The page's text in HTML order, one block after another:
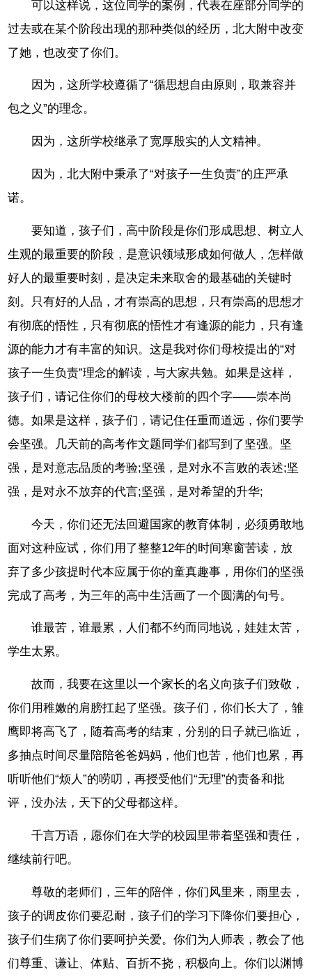
可以这样说，这位同学的案例，代表在座部分同学的
过去或在某个阶段出现的那种类似的经历，北大附中改变
了她，也改变了你们。
因为，这所学校遵循了“循思想自由原则，取兼容并
包之义”的理念。
因为，这所学校继承了宽厚殷实的人文精神。
因为，北大附中秉承了“对孩子一生负责”的庄严承
诺。
要知道，孩子们，高中阶段是你们形成思想、树立人
生观的最重要的阶段，是意识领域形成如何做人，怎样做
好人的最重要时刻，是决定未来取舍的最基础的关键时
刻。只有好的人品，才有崇高的思想，只有崇高的思想才
有彻底的悟性，只有彻底的悟性才有逢源的能力，只有逢
源的能力才有丰富的知识。这是我对你们母校提出的“对
孩子一生负责”理念的解读，与大家共勉。如果是这样，
孩子们，请记住你们的母校大楼前的四个字——崇本尚
德。如果是这样，孩子们，请记住任重而道远，你们要学
会坚强。几天前的高考作文题同学们都写到了坚强。坚
强，是对意志品质的考验;坚强，是对永不言败的表述;坚
强，是对永不放弃的代言;坚强，是对希望的升华;
今天，你们还无法回避国家的教育体制，必须勇敢地
面对这种应试，你们用了整整12年的时间寒窗苦读，放
弃了多少孩提时代本应属于你的童真趣事，用你们的坚强
完成了高考，为三年的高中生活画了一个圆满的句号。
谁最苦，谁最累，人们都不约而同地说，娃娃太苦，
学生太累。
故而，我要在这里以一个家长的名义向孩子们致敬，
你们用稚嫩的肩膀扛起了坚强。孩子们，你们长大了，雏
鹰即将高飞了，随着高考的结束，分别的日子就已临近，
多抽点时间尽量陪陪爸爸妈妈，他们也苦，他们也累，再
听听他们“烦人”的唠叨，再授受他们“无理”的责备和批
评，没办法，天下的父母都这样。
千言万语，愿你们在大学的校园里带着坚强和责任，
继续前行吧。
尊敬的老师们，三年的陪伴，你们风里来，雨里去，
孩子的调皮你们要忍耐，孩子们的学习下降你们要担心，
孩子们生病了你们要呵护关爱。你们为人师表，教会了他
们尊重、谦让、体贴、百折不挠，积极向上。你们以渊博